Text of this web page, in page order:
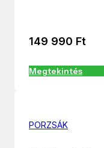
149 990 Ft
Megtekintés
PORZSÁK